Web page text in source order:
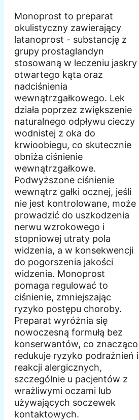
Monoprost to preparat
okulistyczny zawierający
latanoprost - substancję z
grupy prostaglandyn
stosowaną w leczeniu jaskry
otwartego kąta oraz
nadciśnienia
wewnątrzgałkowego. Lek
działa poprzez zwiększenie
naturalnego odpływu cieczy
wodnistej z oka do
krwioobiegu, co skutecznie
obniża ciśnienie
wewnątrzgałkowe.
Podwyższone ciśnienie
wewnątrz gałki ocznej, jeśli
nie jest kontrolowane, może
prowadzić do uszkodzenia
nerwu wzrokowego i
stopniowej utraty pola
widzenia, a w konsekwencji
do pogorszenia jakości
widzenia. Monoprost
pomaga regulować to
ciśnienie, zmniejszając
ryzyko postępu choroby.
Preparat wyróżnia się
nowoczesną formułą bez
konserwantów, co znacząco
redukuje ryzyko podrażnień i
reakcji alergicznych,
szczególnie u pacjentów z
wrażliwymi oczami lub
używających soczewek
kontaktowych.